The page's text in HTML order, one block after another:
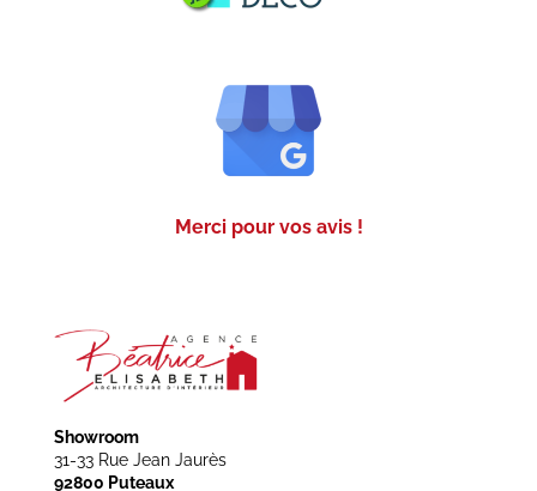
Merci pour vos avis !
Showroom
31-33 Rue Jean Jaurès
92800 Puteaux